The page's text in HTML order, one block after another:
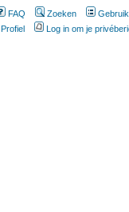
FAQ Zoeken
Profiel
Log in om je